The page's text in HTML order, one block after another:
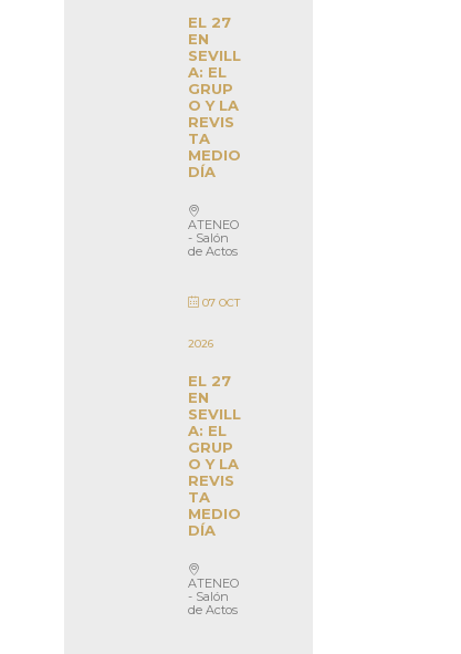
EL 27
EN
SEVILL
A: EL
GRUP
O Y LA
REVIS
TA
MEDIO
DÍA
ATENEO
- Salón
de Actos
07 OCT
2026
EL 27
EN
SEVILL
A: EL
GRUP
O Y LA
REVIS
TA
MEDIO
DÍA
ATENEO
- Salón
de Actos